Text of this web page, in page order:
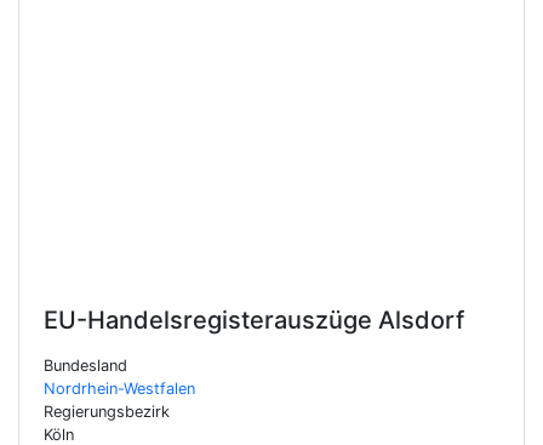
EU-Handelsregisterauszüge Alsdorf
Bundesland
Nordrhein-Westfalen
Regierungsbezirk
Köln